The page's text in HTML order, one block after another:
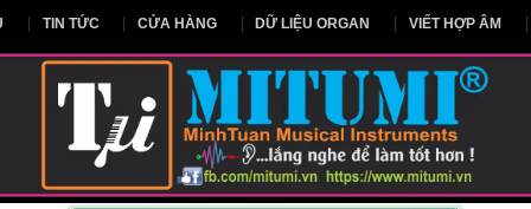
CHỦ TIN TỨC CỬA HÀNG DỮ LIỆU ORGAN